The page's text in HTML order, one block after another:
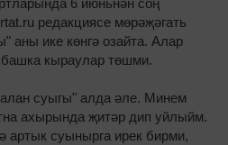
6 июньнән соң
редакциясе мөрәҗәгать
аны ике көнгә озайта. Алар
кыраулар төшми.
суыгы" алда әле. Минем
ахырында җитәр дип уйлыйм.
артык суынырга ирек бирми,